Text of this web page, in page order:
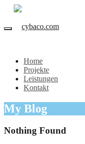
Home
Projekte
Leistungen
Kontakt
My Blog
Nothing Found